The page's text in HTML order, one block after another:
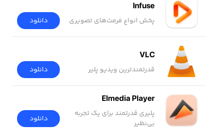
Infuse
پخش انواع فرمت‌های تصویری دانلود
VLC
قدرتمندترین ویدیو پلیر دانلود
Elmedia Player
پلیری قدرتمند برای یک تجربه
بی‌نظیر
دانلود